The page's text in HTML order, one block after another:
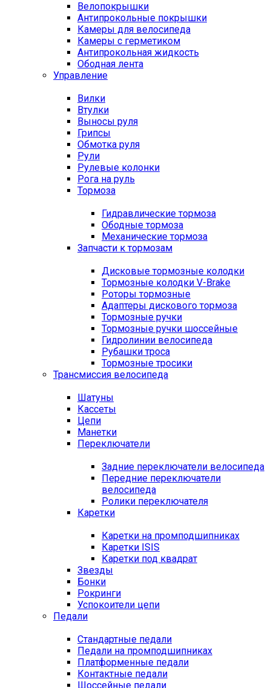
Велопокрышки
Антипрокольные покрышки
Камеры для велосипеда
Камеры с герметиком
Антипрокольная жидкость
Ободная лента
Управление
Вилки
Втулки
Выносы руля
Грипсы
Обмотка руля
Рули
Рулевые колонки
Рога на руль
Тормоза
Гидравлические тормоза
Ободные тормоза
Механические тормоза
Запчасти к тормозам
Дисковые тормозные колодки
Тормозные колодки V-Brake
Роторы тормозные
Адаптеры дискового тормоза
Тормозные ручки
Тормозные ручки шоссейные
Гидролинии велосипеда
Рубашки троса
Тормозные тросики
Трансмиссия велосипеда
Шатуны
Кассеты
Цепи
Манетки
Переключатели
Задние переключатели велосипеда
Передние переключатели
велосипеда
Ролики переключателя
Каретки
Каретки на промподшипниках
Каретки ISIS
Каретки под квадрат
Звезды
Бонки
Рокринги
Успокоители цепи
Педали
Стандартные педали
Педали на промподшипниках
Платформенные педали
Контактные педали
Шоссейные педали